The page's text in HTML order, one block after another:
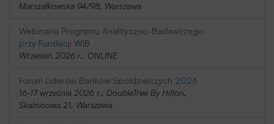
Marszałkowska 94/98, Warszawa
Webinaria Programu Analityczno-Badawczego
przy Fundacji WIB
Wrzesień 2026 r., ONLINE
Forum Liderów Banków Spółdzielczych 2026
16-17 września 2026 r., DoubleTree By Hilton,
Skalnicowa 21, Warszawa